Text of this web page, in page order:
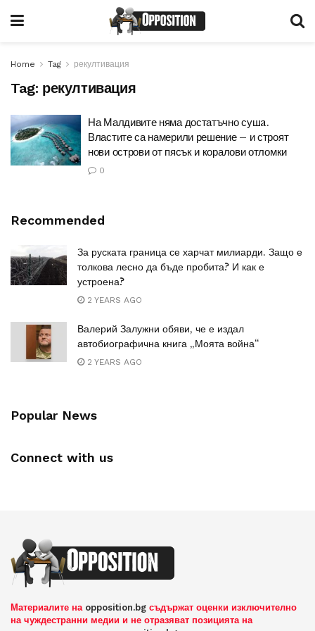
Home Tag рекултивация
Tag: рекултивация
На Малдивите няма достатъчно сушa.
Властите са намерили решение – и строят
нови острови от пясък и коралови отломки
0
Recommended
За руската граница се харчат милиарди. Защо е
толкова лесно да бъде пробита? И как е
устроена?
2 YEARS AGO
Валерий Залужни обяви, че е издал
автобиографична книга „Моята война“
2 YEARS AGO
Popular News
Connect with us
Материалите на opposition.bg съдържат оценки изключително
на чуждестранни медии и не отразяват позицията на